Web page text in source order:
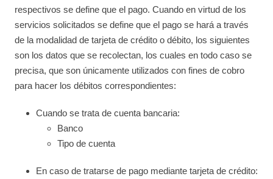
respectivos se define que el pago. Cuando en virtud de los
servicios solicitados se define que el pago se hará a través
de la modalidad de tarjeta de crédito o débito, los siguientes
son los datos que se recolectan, los cuales en todo caso se
precisa, que son únicamente utilizados con fines de cobro
para hacer los débitos correspondientes:
Cuando se trata de cuenta bancaria:
Banco
Tipo de cuenta
En caso de tratarse de pago mediante tarjeta de crédito: